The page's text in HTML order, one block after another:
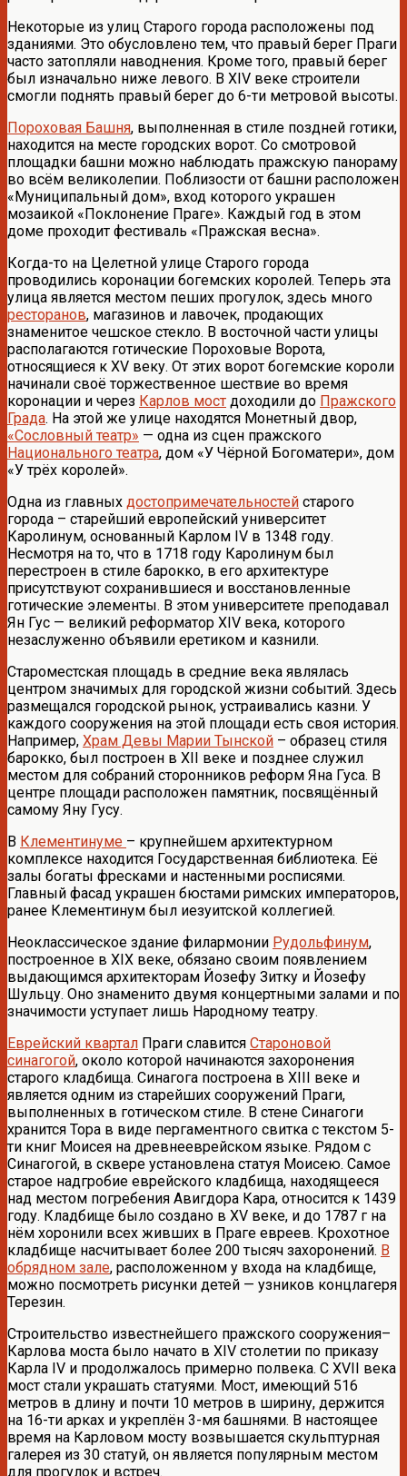
Некоторые из улиц Старого города расположены под
зданиями. Это обусловлено тем, что правый берег Праги
часто затопляли наводнения. Кроме того, правый берег
был изначально ниже левого. В XIV веке строители
смогли поднять правый берег до 6-ти метровой высоты.
Пороховая Башня, выполненная в стиле поздней готики,
находится на месте городских ворот. Со смотровой
площадки башни можно наблюдать пражскую панораму
во всём великолепии. Поблизости от башни расположен
«Муниципальный дом», вход которого украшен
мозаикой «Поклонение Праге». Каждый год в этом
доме проходит фестиваль «Пражская весна».
Когда-то на Целетной улице Старого города
проводились коронации богемских королей. Теперь эта
улица является местом пеших прогулок, здесь много
ресторанов, магазинов и лавочек, продающих
знаменитое чешское стекло. В восточной части улицы
располагаются готические Пороховые Ворота,
относящиеся к XV веку. От этих ворот богемские короли
начинали своё торжественное шествие во время
коронации и через Карлов мост доходили до Пражского
Града. На этой же улице находятся Монетный двор,
«Сословный театр» — одна из сцен пражского
Национального театра, дом «У Чёрной Богоматери», дом
«У трёх королей».
Одна из главных достопримечательностей старого
города – старейший европейский университет
Каролинум, основанный Карлом IV в 1348 году.
Несмотря на то, что в 1718 году Каролинум был
перестроен в стиле барокко, в его архитектуре
присутствуют сохранившиеся и восстановленные
готические элементы. В этом университете преподавал
Ян Гус — великий реформатор XIV века, которого
незаслуженно объявили еретиком и казнили.
Староместская площадь в средние века являлась
центром значимых для городской жизни событий. Здесь
размещался городской рынок, устраивались казни. У
каждого сооружения на этой площади есть своя история.
Например, Храм Девы Марии Тынской – образец стиля
барокко, был построен в XII веке и позднее служил
местом для собраний сторонников реформ Яна Гуса. В
центре площади расположен памятник, посвящённый
самому Яну Гусу.
В Клементинуме – крупнейшем архитектурном
комплексе находится Государственная библиотека. Её
залы богаты фресками и настенными росписями.
Главный фасад украшен бюстами римских императоров,
ранее Клементинум был иезуитской коллегией.
Неоклассическое здание филармонии Рудольфинум,
построенное в XIX веке, обязано своим появлением
выдающимся архитекторам Йозефу Зитку и Йозефу
Шульцу. Оно знаменито двумя концертными залами и по
значимости уступает лишь Народному театру.
Еврейский квартал Праги славится Староновой
синагогой, около которой начинаются захоронения
старого кладбища. Синагога построена в XIII веке и
является одним из старейших сооружений Праги,
выполненных в готическом стиле. В стене Синагоги
хранится Тора в виде пергаментного свитка с текстом 5-
ти книг Моисея на древнееврейском языке. Рядом с
Синагогой, в сквере установлена статуя Моисею. Самое
старое надгробие еврейского кладбища, находящееся
над местом погребения Авигдора Кара, относится к 1439
году. Кладбище было создано в XV веке, и до 1787 г на
нём хоронили всех живших в Праге евреев. Крохотное
кладбище насчитывает более 200 тысяч захоронений. В
обрядном зале, расположенном у входа на кладбище,
можно посмотреть рисунки детей — узников концлагеря
Терезин.
Строительство известнейшего пражского сооружения–
Карлова моста было начато в XIV столетии по приказу
Карла IV и продолжалось примерно полвека. С XVII века
мост стали украшать статуями. Мост, имеющий 516
метров в длину и почти 10 метров в ширину, держится
на 16-ти арках и укреплён 3-мя башнями. В настоящее
время на Карловом мосту возвышается скульптурная
галерея из 30 статуй, он является популярным местом
для прогулок и встреч.